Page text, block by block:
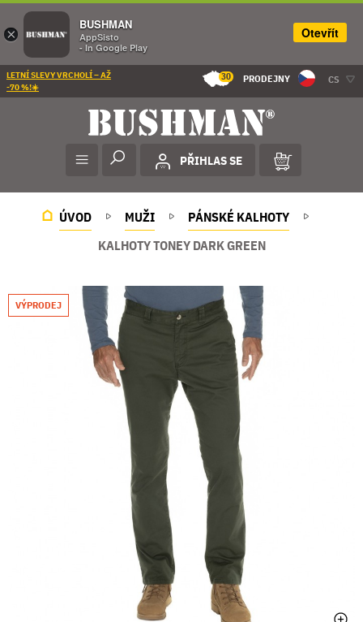
LETNÍ SLEVY VRCHOLÍ – AŽ
-70 %!☀️
30 PRODEJNY CS
PŘIHLAS SE
ÚVOD MUŽI
PÁNSKÉ KALHOTY
KALHOTY TONEY DARK GREEN
VÝPRODEJ
×
BUSHMAN
AppSisto
- In Google Play
Otevřít